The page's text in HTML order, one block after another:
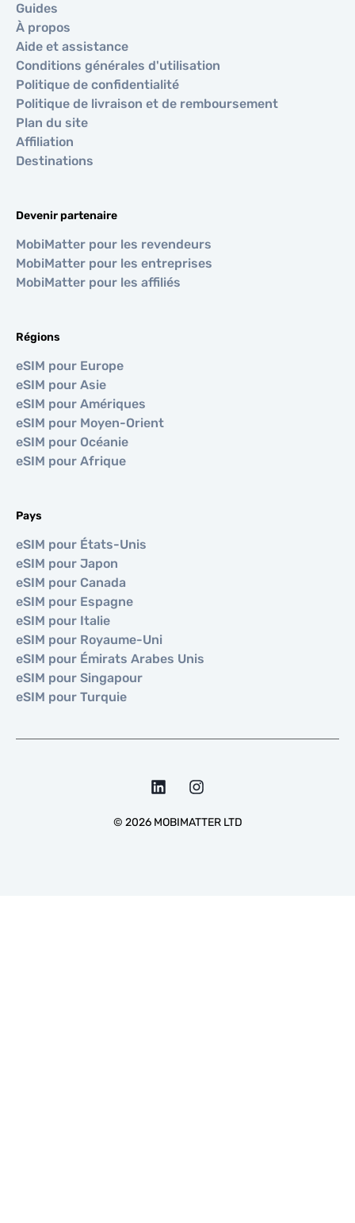
Guides
À propos
Aide et assistance
Conditions générales d'utilisation
Politique de confidentialité
Politique de livraison et de remboursement
Plan du site
Affiliation
Destinations
Devenir partenaire
MobiMatter pour les revendeurs
MobiMatter pour les entreprises
MobiMatter pour les affiliés
Régions
eSIM pour Europe
eSIM pour Asie
eSIM pour Amériques
eSIM pour Moyen-Orient
eSIM pour Océanie
eSIM pour Afrique
Pays
eSIM pour États-Unis
eSIM pour Japon
eSIM pour Canada
eSIM pour Espagne
eSIM pour Italie
eSIM pour Royaume-Uni
eSIM pour Émirats Arabes Unis
eSIM pour Singapour
eSIM pour Turquie
© 2026MOBIMATTER LTD